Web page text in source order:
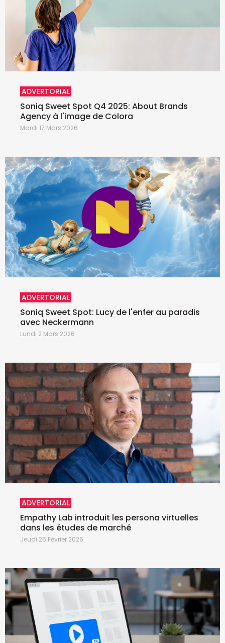
ADVERTORIAL
Soniq Sweet Spot Q4 2025: About Brands
Agency à l'image de Colora
Mardi 17 Mars 2026
ADVERTORIAL
Soniq Sweet Spot: Lucy de l'enfer au paradis
avec Neckermann
Lundi 2 Mars 2026
ADVERTORIAL
Empathy Lab introduit les persona virtuelles
dans les études de marché
Jeudi 26 Février 2026